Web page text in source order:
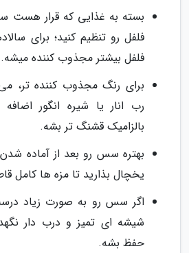
بسته به غذایی که قرار هست
فلفل رو تنظیم کنید؛ برای
فلفل بیشتر مجذوب کننده میشه.
برای رنگ مجذوب کننده تر،
رب انار یا شیره انگور
بالزامیک قشنگ تر بشه.
بهتره سس رو بعد از آماده
یخچال بذارید تا مزه ها کامل
اگر سس رو به صورت زیاد
شیشه ای تمیز و درب دار
حفظ بشه.